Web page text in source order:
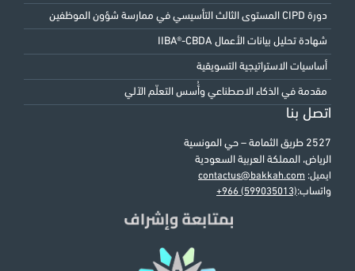
دورة CIPD المستوى الثالث التأسيسي في ممارسة شؤون الموظفين
شهادة تحليل بيانات الأعمال IIBA®-CBDA
أساسيات الاستراتيجية التسويقية
مقدمة في الذكاء الاصطناعي وأُسس التعلّم الآلي
اتصل بنا
2527 طريق الثمامة – حي المونسية
الرياض، المملكة العربية السعودية
ايميل: contactus@bakkah.com
واتساب:+966 (599035013)